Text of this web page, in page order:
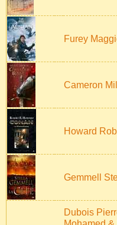
Furey
Cameron
Howard
Gemmell
Dubois